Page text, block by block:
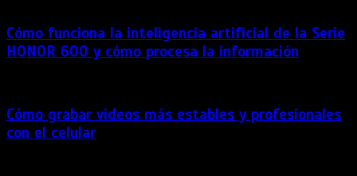
Cómo funciona la inteligencia artificial de la Serie
HONOR 600 y cómo procesa la información
Cómo grabar videos más estables y profesionales
con el celular